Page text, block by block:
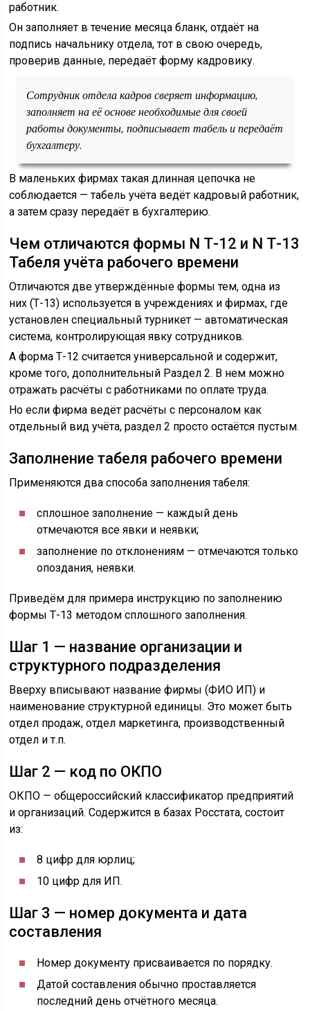
работник.
Он заполняет в течение месяца бланк, отдаёт на
подпись начальнику отдела, тот в свою очередь,
проверив данные, передаёт форму кадровику.
Сотрудник отдела кадров сверяет информацию,
заполняет на её основе необходимые для своей
работы документы, подписывает табель и передаёт
бухгалтеру.
В маленьких фирмах такая длинная цепочка не
соблюдается — табель учёта ведёт кадровый работник,
а затем сразу передаёт в бухгалтерию.
Чем отличаются формы N Т-12 и N Т-13
Табеля учёта рабочего времени
Отличаются две утверждённые формы тем, одна из
них (Т-13) используется в учреждениях и фирмах, где
установлен специальный турникет — автоматическая
система, контролирующая явку сотрудников.
А форма Т-12 считается универсальной и содержит,
кроме того, дополнительный Раздел 2. В нем можно
отражать расчёты с работниками по оплате труда.
Но если фирма ведёт расчёты с персоналом как
отдельный вид учёта, раздел 2 просто остаётся пустым.
Заполнение табеля рабочего времени
Применяются два способа заполнения табеля:
сплошное заполнение — каждый день
отмечаются все явки и неявки;
заполнение по отклонениям — отмечаются только
опоздания, неявки.
Приведём для примера инструкцию по заполнению
формы Т-13 методом сплошного заполнения.
Шаг 1 — название организации и
структурного подразделения
Вверху вписывают название фирмы (ФИО ИП) и
наименование структурной единицы. Это может быть
отдел продаж, отдел маркетинга, производственный
отдел и т.п.
Шаг 2 — код по ОКПО
ОКПО — общероссийский классификатор предприятий
и организаций. Содержится в базах Росстата, состоит
из:
8 цифр для юрлиц;
10 цифр для ИП.
Шаг 3 — номер документа и дата
составления
Номер документу присваивается по порядку.
Датой составления обычно проставляется
последний день отчётного месяца.